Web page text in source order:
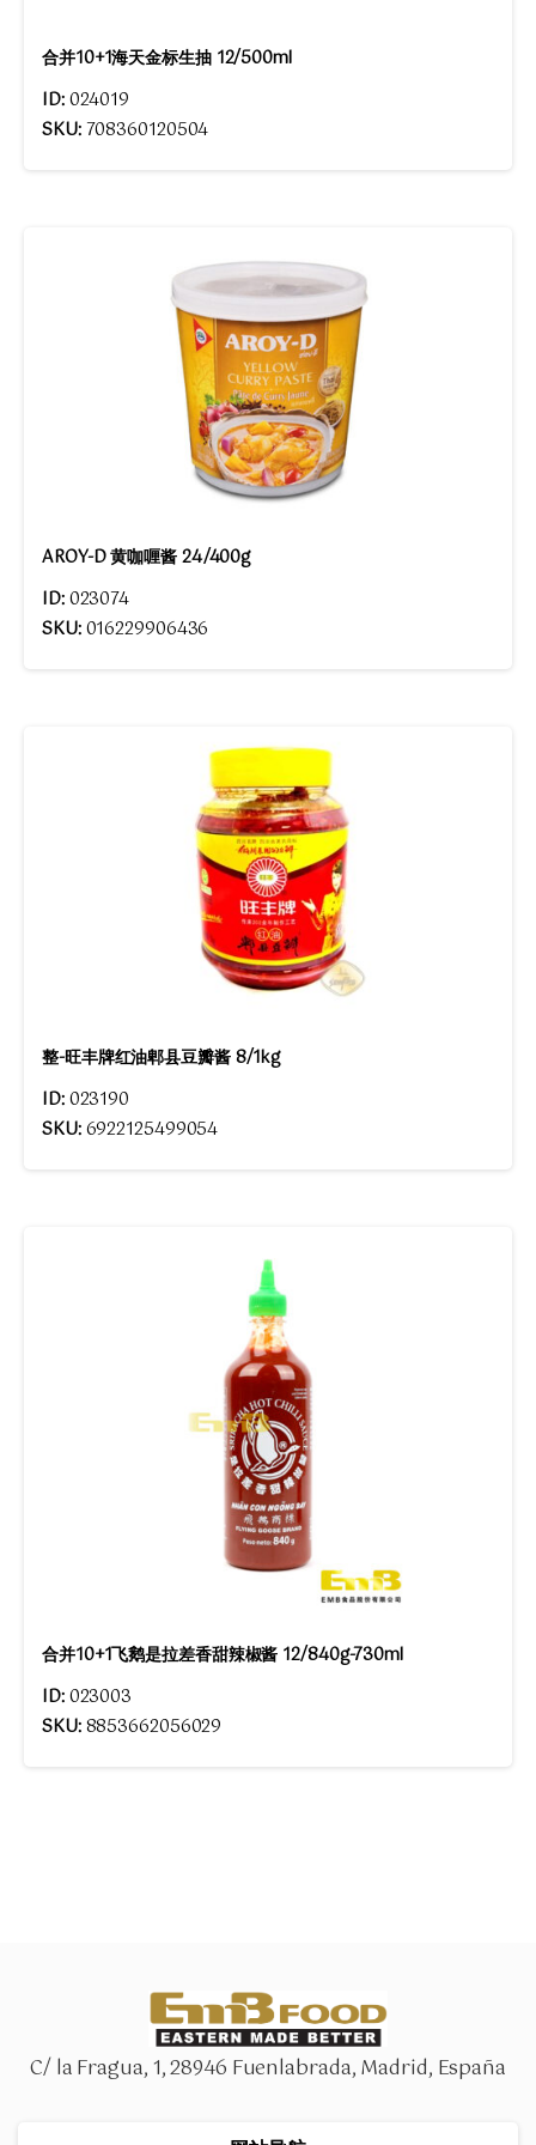
合并10+1海天金标生抽 12/500ml
ID:024019
SKU:708360120504
AROY-D 黄咖喱酱 24/400g
ID:023074
SKU:016229906436
整-旺丰牌红油郫县豆瓣酱 8/1kg
ID:023190
SKU:6922125499054
合并10+1飞鹅是拉差香甜辣椒酱 12/840g-730ml
ID:023003
SKU:8853662056029
C/ la Fragua, 1, 28946 Fuenlabrada, Madrid, España